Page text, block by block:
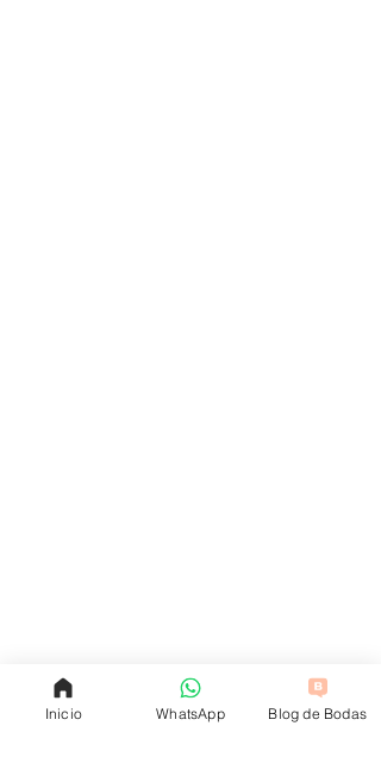
Inicio WhatsApp Blog de Bodas